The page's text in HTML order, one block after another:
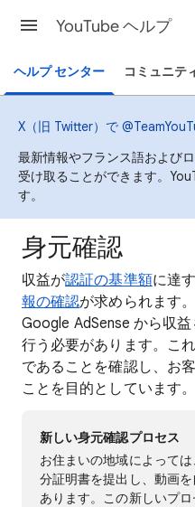
YouTube ヘルプ
ヘルプ センター コミュニテ
X（旧 Twitter）で
最新情報やフランス語および
受け取ることができます。
す。
身元確認
収益が認証の基準額に達
報の確認が求められます
Google AdSense から収
行う必要があります。こ
であることを確認し、お
ことを目的としています。
新しい身元確認プロセス
お住まいの地域によって
分証明書を提出し、動画
あります。この新しいプ